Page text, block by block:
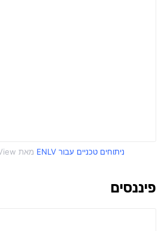
פיננסים